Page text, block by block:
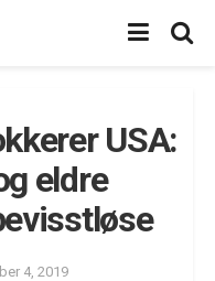
USA:
eldre
4, 2019